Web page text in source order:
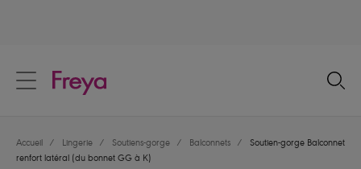
Votre pays
Langue
Accueil / Lingerie / Soutiens-gorge / Balconnets /
Soutien-gorge Balconnet
renfort latéral (du bonnet GG à K)